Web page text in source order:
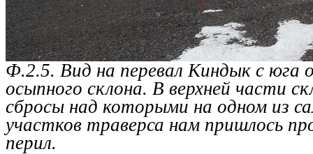
Ф.2.5. Вид на перевал Киндык с юга
осыпного склона. В верхней части
сбросы над которыми на одном из
участков траверса нам пришлось
перил.